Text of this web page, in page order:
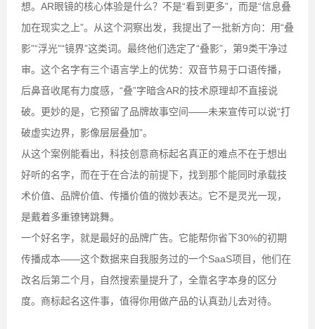
想。AR眼镜的核心体验是什么？不是“看到更多”，而是“信息叠
加在现实之上”。从这个洞察出发，我提出了一批新方向：用“叠
影”“浮光”“镜界”这类词。最终他们选定了“叠影”，第9类干净过
审。这个名字有三个语言学上的优势：双音节易于口语传播，
后鼻音收尾有力度感，“叠”字暗含AR的技术原理却不直接说
破。更妙的是，它预留了品牌故事空间——未来宣传可以说“打
破虚实边界，影像层层叠加”。
从这个案例能看出，科技创意商标起名真正的难点不在于想出
好听的名字，而在于在合法的前提下，找到那个能同时承载技
术价值、品牌价值、传播价值的微妙表达。它不是灵光一现，
是戴着多重镣铐跳舞。
一个好名字，就是最好的品牌广告。它能帮你省下30%的初期
传播成本——这个数据来自我服务过的一个SaaS项目，他们在
改名后第二个月，自然搜索量提升了，全靠名字本身的区分
度。商标起名这件事，值得你用做产品的认真劲儿去对待。